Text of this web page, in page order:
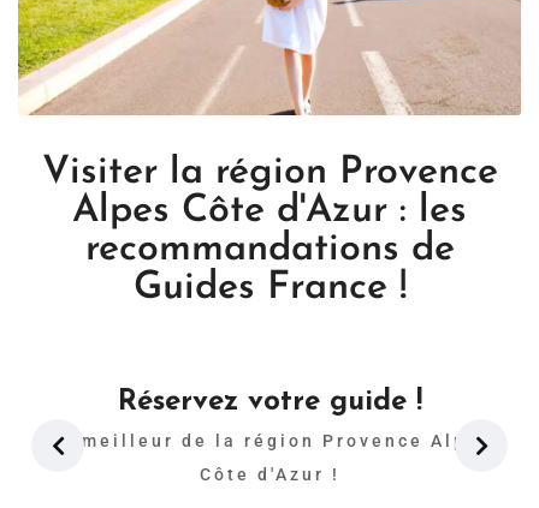
Visiter la région Provence
Alpes Côte d'Azur : les
recommandations de
Guides France !
Réservez votre guide !
Le meilleur de la région Provence Alpes
Côte d'Azur !